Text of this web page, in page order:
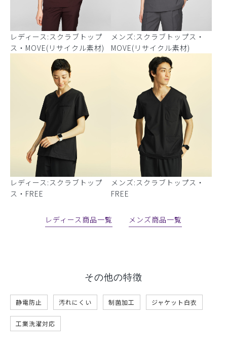
レディース:スクラブトップ
ス・MOVE(リサイクル素材)
メンズ:スクラブトップス・
MOVE(リサイクル素材)
レディース:スクラブトップ
ス・FREE
メンズ:スクラブトップス・
FREE
レディース商品一覧 メンズ商品一覧
その他の特徴
静電防止 汚れにくい 制菌加工 ジャケット白衣
工業洗濯対応